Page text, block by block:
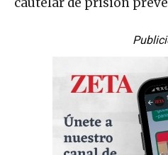
cautelar de prisión